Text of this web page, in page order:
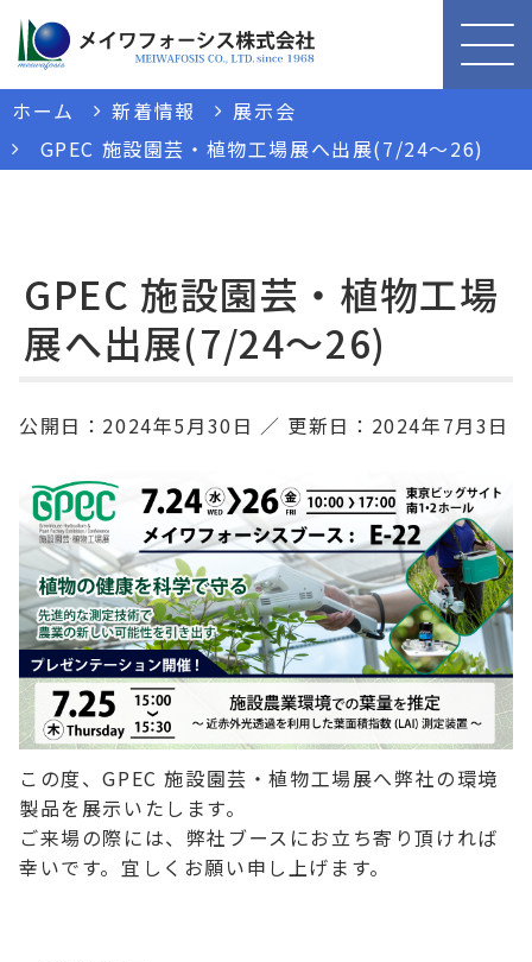
ホーム 新着情報
展示会
GPEC 施設園芸・植物工場展へ出展(7/24～26)
GPEC 施設園芸・植物工場
展へ出展(7/24～26)
公開日： 2024年5月30日 更新日： 2024年7月3日
この度、GPEC 施設園芸・植物工場展へ弊社の環境
製品を展示いたします。
ご来場の際には、弊社ブースにお立ち寄り頂ければ
幸いです。宜しくお願い申し上げます。